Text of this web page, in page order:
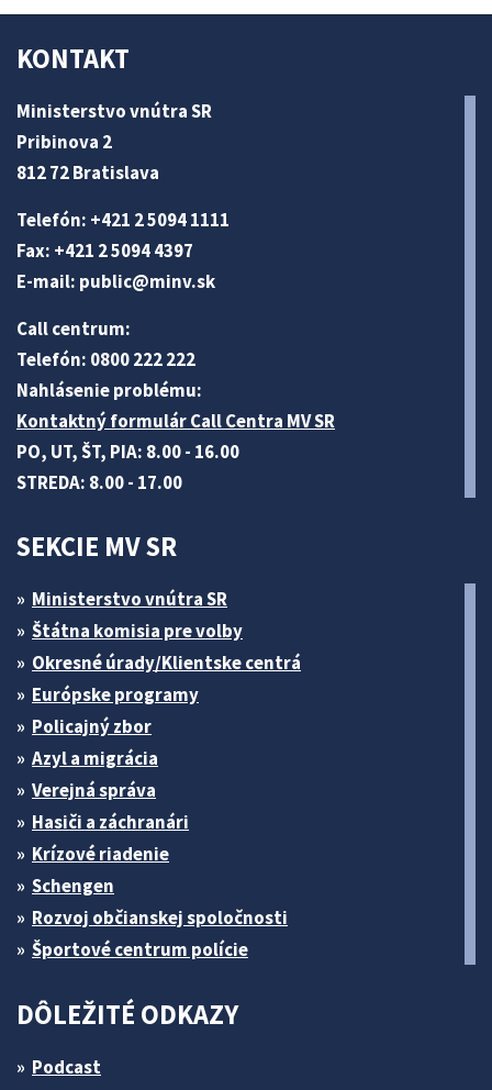
KONTAKT
Ministerstvo vnútra SR
Pribinova 2
812 72 Bratislava
Telefón: +421 2 5094 1111
Fax: +421 2 5094 4397
E-mail: public@minv.sk
Call centrum:
Telefón: 0800 222 222
Nahlásenie problému:
Kontaktný formulár Call Centra MV SR
PO, UT, ŠT, PIA: 8.00 - 16.00
STREDA: 8.00 - 17.00
SEKCIE MV SR
Ministerstvo vnútra SR
Štátna komisia pre volby
Okresné úrady/Klientske centrá
Európske programy
Policajný zbor
Azyl a migrácia
Verejná správa
Hasiči a záchranári
Krízové riadenie
Schengen
Rozvoj občianskej spoločnosti
Športové centrum polície
DÔLEŽITÉ ODKAZY
Podcast